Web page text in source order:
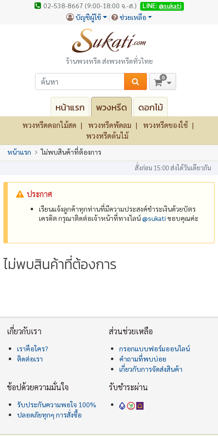
02-538-8667 (9:00-18:00 จ.-ส.) LINE: @sukati
บัญชีผู้ใช้ ช่วยเหลือ
ร้านพวงหรีด ส่งพวงหรีดทั่วไทย
0
หน้าแรก พวงหรีด ดอกไม้
พวงหรีดดอกไม้สด พวงหรีดพัดลม
พวงหรีดของใช้
พวงหรีดต้นไม้
หน้าแรก ไม่พบสินค้าที่ต้องการ
สั่งก่อน 15:00 ส่งได้วันเดียวกัน
ประกาศ
เรียนแจ้งลูกค้าทุกท่านที่มีความประสงค์ชำระเงินด้วยบัตร
เครดิต กรุณาติดต่อเจ้าหน้าที่ทางไลน์@‌sukati ขอบคุณค่ะ
ไม่พบสินค้าที่ต้องการ
เกี่ยวกับเรา
เราคือใคร?
ติดต่อเรา
ส่วนช่วยเหลือ
กรอกแบบฟอร์มออนไลน์
คำถามที่พบบ่อย
เกี่ยวกับการจัดส่งสินค้า
ช้อปด้วยความมั่นใจ
รับประกันความพอใจ 100%
ปลอดภัยทุกๆ การสั่งซื้อ
รับชำระผ่าน